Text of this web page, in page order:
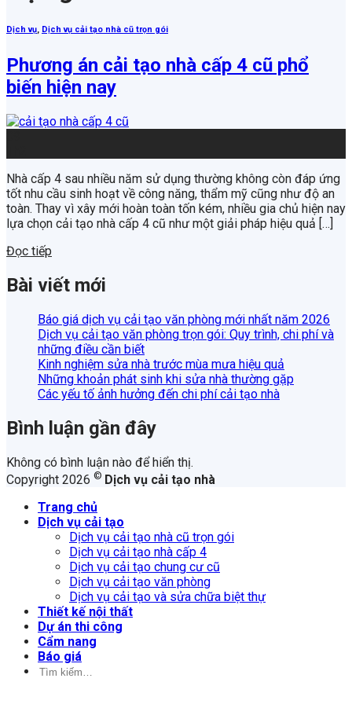
Dịch vụ, Dịch vụ cải tạo nhà cũ trọn gói
Phương án cải tạo nhà cấp 4 cũ phổ
biến hiện nay
Nhà cấp 4 sau nhiều năm sử dụng thường không còn đáp ứng
tốt nhu cầu sinh hoạt về công năng, thẩm mỹ cũng như độ an
toàn. Thay vì xây mới hoàn toàn tốn kém, nhiều gia chủ hiện nay
lựa chọn cải tạo nhà cấp 4 cũ như một giải pháp hiệu quả […]
Đọc tiếp
Bài viết mới
Báo giá dịch vụ cải tạo văn phòng mới nhất năm 2026
Dịch vụ cải tạo văn phòng trọn gói: Quy trình, chi phí và
những điều cần biết
Kinh nghiệm sửa nhà trước mùa mưa hiệu quả
Những khoản phát sinh khi sửa nhà thường gặp
Các yếu tố ảnh hưởng đến chi phí cải tạo nhà
Bình luận gần đây
Không có bình luận nào để hiển thị.
Copyright 2026 © Dịch vụ cải tạo nhà
Trang chủ
Dịch vụ cải tạo
Dịch vụ cải tạo nhà cũ trọn gói
Dịch vụ cải tạo nhà cấp 4
Dịch vụ cải tạo chung cư cũ
Dịch vụ cải tạo văn phòng
Dịch vụ cải tạo và sửa chữa biệt thự
Thiết kế nội thất
Dự án thi công
Cẩm nang
Báo giá
Tìm